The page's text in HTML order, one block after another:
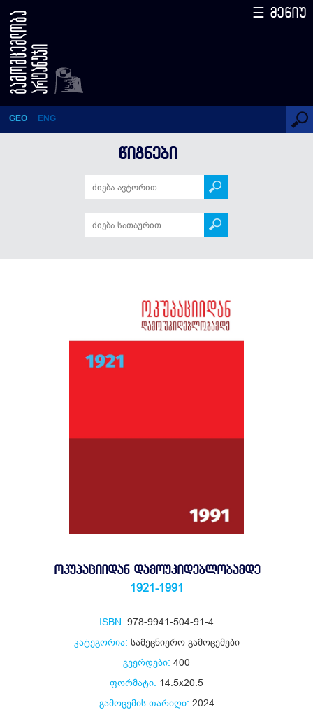
ოკუპაციიდან
დამოუკიდებლობამდე
GEO ENG
☰ მენიუ
ᲬᲘᲒᲜᲔᲑᲘ
ᲝᲙᲣᲞᲐᲪᲘᲘᲓᲐᲜ ᲓᲐᲛᲝᲣᲙᲘᲓᲔᲑᲚᲝᲑᲐᲛᲓᲔ
1921-1991
ISBN: 978-9941-504-91-4
კატეგორია: სამეცნიერო გამოცემები
გვერდები: 400
ფორმატი: 14.5x20.5
გამოცემის თარიღი: 2024